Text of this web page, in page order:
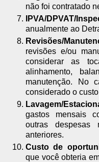
não foi contratado
IPVA/DPVAT/
anualmente ao
Revisões/
revisões e/ou
considerar as
alinhamento,
manutenção. No
considerado o
Lavagem/
gastos mensais
outras despesas
anteriores.
Custo de
que você obteria